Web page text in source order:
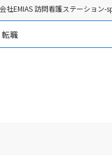
社EMIAS 訪問看護ステーション
職